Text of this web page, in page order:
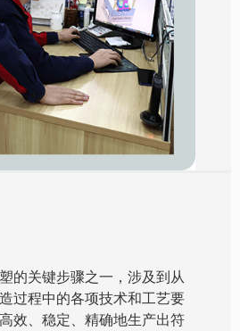
的关键步骤之一，涉及到从
过程中的各项技术和工艺要
效、稳定、精确地生产出符